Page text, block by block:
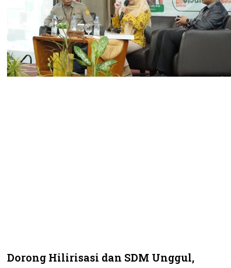
Dorong Hilirisasi dan SDM Unggul,